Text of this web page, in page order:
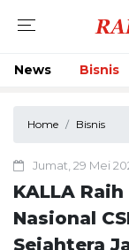
News Bisnis
Home Bisnis
Jumat, 29 Mei
KALLA
Nasional
Sejahtera